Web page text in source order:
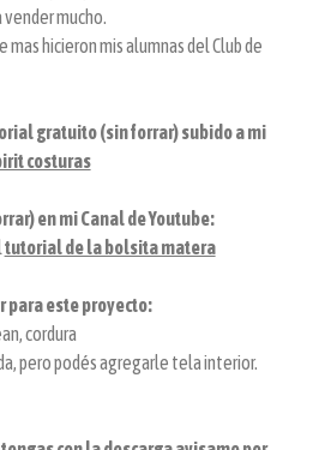
vender mucho.
mas hicieron mis alumnas del Club de
gratuito (sin forrar) subido a mi
costuras
en mi Canal de Youtube:
tutorial de la bolsita matera
para este proyecto:
cordura
pero podés agregarle tela interior.